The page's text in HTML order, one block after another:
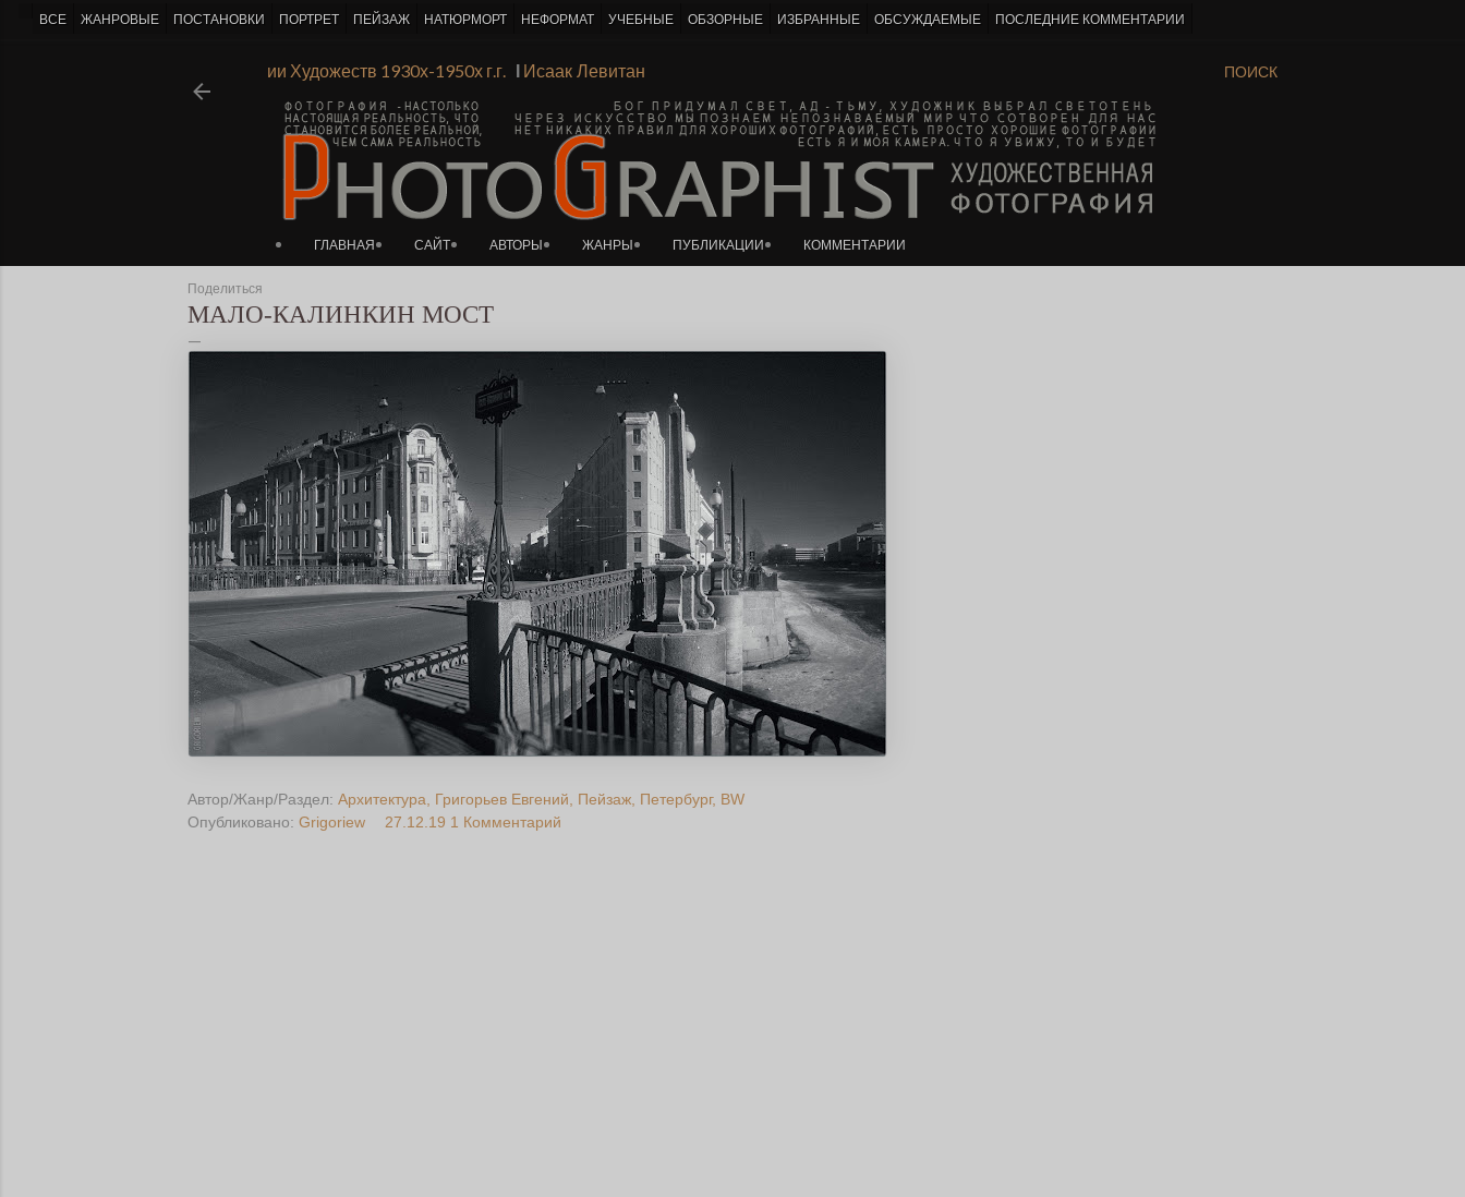
К основному контенту
ПОИСК
Из истории Ленинградской Академии Художеств 1930х-1950х г.г. ΙИсаак Левитан
ГЛАВНАЯ САЙТ АВТОРЫ ЖАНРЫ ПУБЛИКАЦИИ КОММЕНТАРИИ
Поделиться
МАЛО-КАЛИНКИН МОСТ
Автор/Жанр/Раздел: Архитектура Григорьев Евгений Пейзаж Петербург BW
Опубликовано: Grigoriew 27.12.19 1 Комментарий
ВСЕ ЖАНРОВЫЕ ПОСТАНОВКИ ПОРТРЕТ ПЕЙЗАЖ НАТЮРМОРТ НЕФОРМАТ УЧЕБНЫЕ ОБЗОРНЫЕ ИЗБРАННЫЕ ОБСУЖДАЕМЫЕ ПОСЛЕДНИЕ КОММЕНТАРИИ